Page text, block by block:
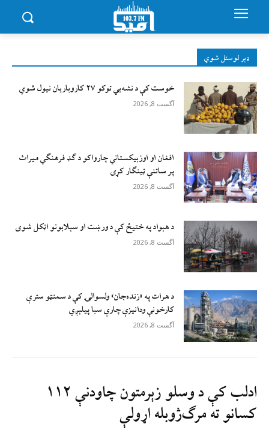
ډېر لوستل شوي
خوست کې د نشه‌يي توکو ۲۷ کاروباریان نیول شوي
آگست 8, 2026
افغان او اوزبیکستاني چارواکو د ګډ فرهنګي میراث
پر ساتنې ټینګار کړی
آگست 8, 2026
د هېواد په ختیځ کې د ورښت او سېلابونو اټکل شوی
آگست 8, 2026
د هرات په «زنده‌جان» ولسوالۍ کې د سمنټو سترې
کارخونې ودانیزې چارې سبا پیلېږي
آگست 8, 2026
ادلب کې د وسلو زېرمتون چاودنې ۱۱۲
کسانو ته مرګ‌ژوبله اړولې